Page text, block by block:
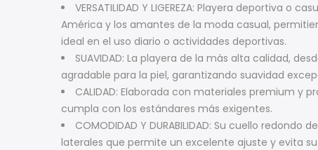
VERSATILIDAD Y LIGEREZA: Playera deportiva
América y los amantes de la moda casual,
ideal en el uso diario o actividades deportivas.
SUAVIDAD: La playera de la más alta calidad,
agradable para la piel, garantizando suavidad
CALIDAD: Elaborada con materiales premium y
cumpla con los estándares más exigentes.
COMODIDAD Y DURABILIDAD: Su cuello
laterales que permite un excelente ajuste y evita